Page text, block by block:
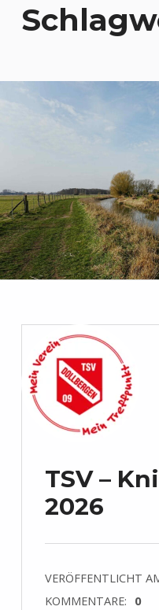
TSV –
2026
VERÖFFENTLICHT
KOMMENTARE: 0